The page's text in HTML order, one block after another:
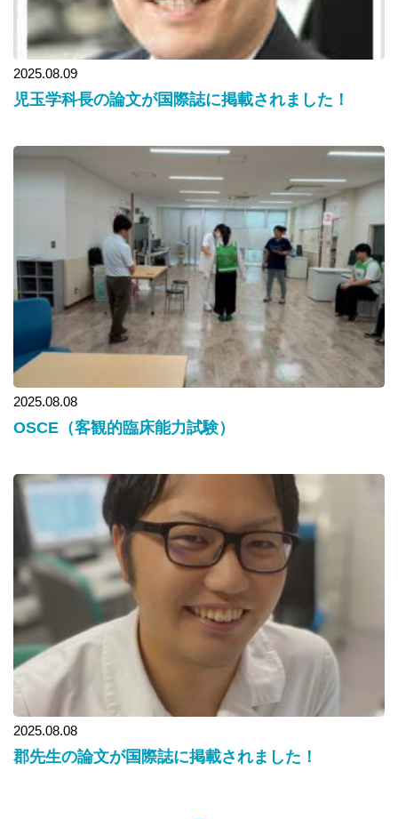
2025.08.09
児玉学科長の論文が国際誌に掲載されました！
2025.08.08
OSCE（客観的臨床能力試験）
2025.08.08
郡先生の論文が国際誌に掲載されました！